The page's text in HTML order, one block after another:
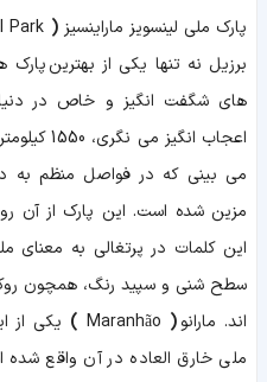
پارک ملی لینسویز ماراینسیز(
برزیل نه تنها یکی از بهترین
های شگفت انگیز و خاص در
اعجاب
می بینی که در فواصل منظم به
مزین شده است. این پارک از آن رو
این کلمات در پرتغالی به معنای
سطح شنی و سپید رنگ، همچون
اند. مارانو(
) یکی از
ملی خارق العاده در آن واقع شده